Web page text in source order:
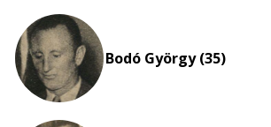
Bodó György (35)